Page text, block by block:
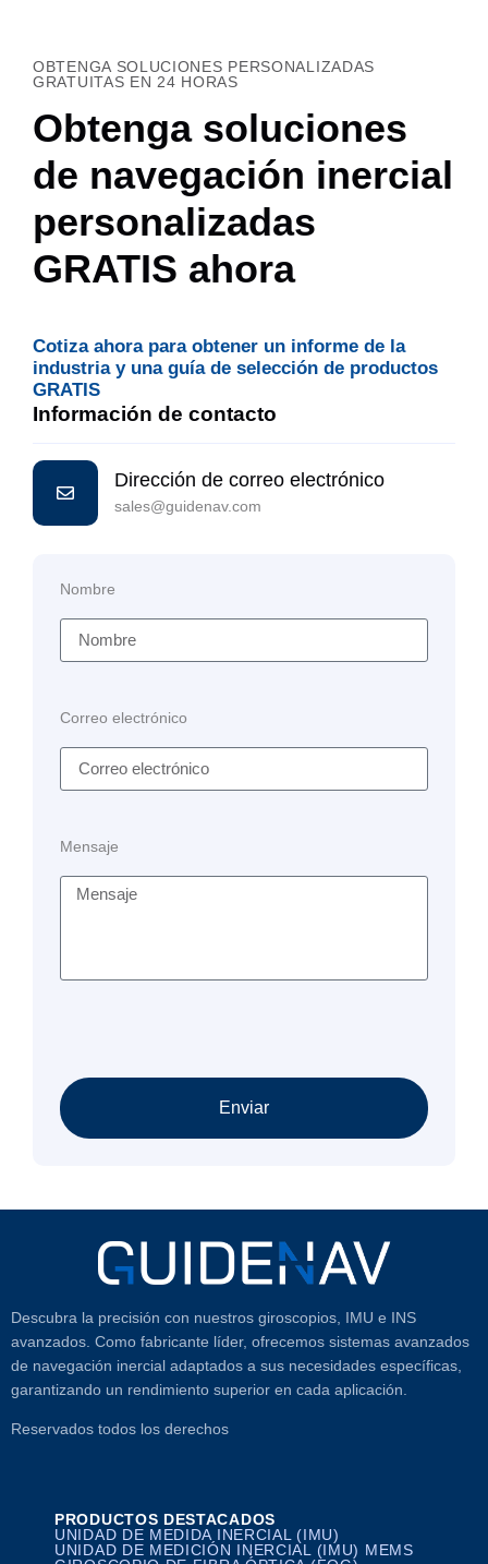
OBTENGA SOLUCIONES PERSONALIZADAS
GRATUITAS EN 24 HORAS
Obtenga soluciones
de navegación inercial
personalizadas
GRATIS ahora
Cotiza ahora para obtener un informe de la
industria y una guía de selección de productos
GRATIS
Información de contacto
Dirección de correo electrónico
sales@guidenav.com
Nombre
Correo electrónico
Mensaje
Enviar
Descubra la precisión con nuestros giroscopios, IMU e INS
avanzados. Como fabricante líder, ofrecemos sistemas avanzados
de navegación inercial adaptados a sus necesidades específicas,
garantizando un rendimiento superior en cada aplicación.
Reservados todos los derechos
PRODUCTOS DESTACADOS
UNIDAD DE MEDIDA INERCIAL (IMU)
UNIDAD DE MEDICIÓN INERCIAL (IMU) MEMS